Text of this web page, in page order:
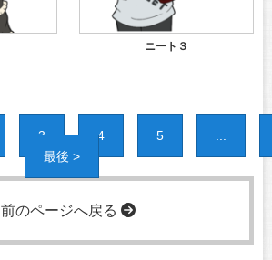
ニート３
3 4 5
最後 >
前のページへ戻る